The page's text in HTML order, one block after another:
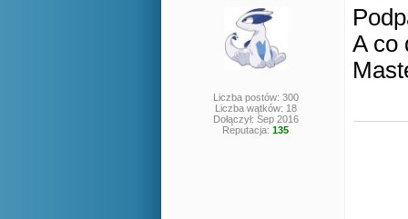
Liczba postów: 300
Liczba wątków: 18
Dołączył: Sep 2016
Reputacja:135
A co